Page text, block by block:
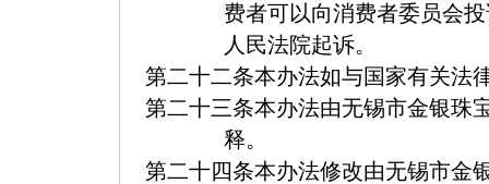
费者可以向消费者委员会
人民法院起诉。
第二十二条本办法如与国家有关法
第二十三条本办法由无锡市金银珠
释。
第二十四条本办法修改由无锡市金